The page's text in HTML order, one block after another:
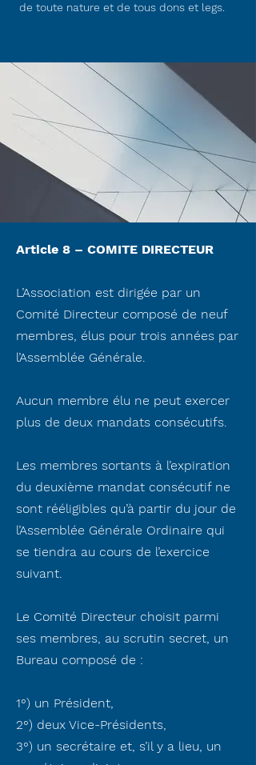
de toute nature et de tous dons et legs.
Article 8 – COMITE DIRECTEUR
L’Association est dirigée par un
Comité Directeur composé de neuf
membres, élus pour trois années par
l’Assemblée Générale.
Aucun membre élu ne peut exercer
plus de deux mandats consécutifs.
Les membres sortants à l’expiration
du deuxième mandat consécutif ne
sont rééligibles qu’à partir du jour de
l’Assemblée Générale Ordinaire qui
se tiendra au cours de l’exercice
suivant.
Le Comité Directeur choisit parmi
ses membres, au scrutin secret, un
Bureau composé de :
1°) un Président,
2°) deux Vice-Présidents,
3°) un secrétaire et, s’il y a lieu, un